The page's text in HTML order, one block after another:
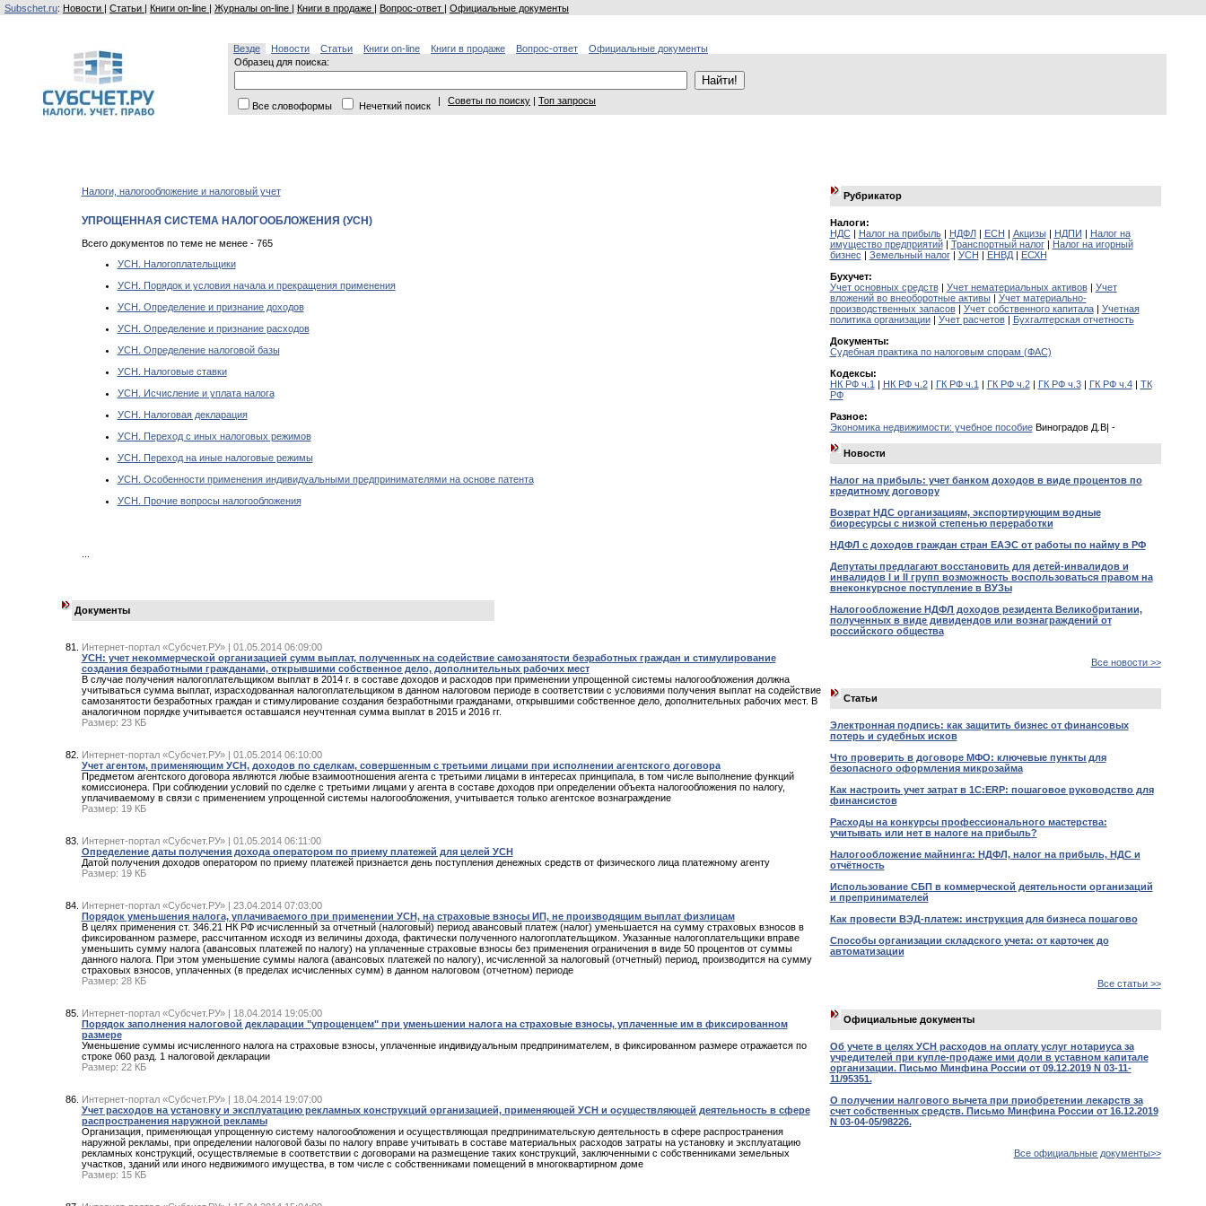
Subschet.ru: Новости | Статьи | Книги on-line | Журналы on-line | Книги в продаже | Вопрос-ответ | Официальные документы
Везде Новости Статьи Книги on-line Книги в продаже Вопрос-ответ
Официальные документы
Образец для поиска:
Все словоформы Нечеткий поиск | Советы по поиску | Топ запросы
Налоги, налогообложение и налоговый учет
УПРОЩЕННАЯ СИСТЕМА НАЛОГООБЛОЖЕНИЯ (УСН)
Всего документов по теме не менее - 765
УСН. Налогоплательщики
УСН. Порядок и условия начала и прекращения применения
УСН. Определение и признание доходов
УСН. Определение и признание расходов
УСН. Определение налоговой базы
УСН. Налоговые ставки
УСН. Исчисление и уплата налога
УСН. Налоговая декларация
УСН. Переход с иных налоговых режимов
УСН. Переход на иные налоговые режимы
УСН. Особенности применения индивидуальными предпринимателями на основе патента
УСН. Прочие вопросы налогообложения
Документы
Интернет-портал «Субсчет.РУ» | 01.05.2014 06:09:00
УСН: учет некоммерческой организацией сумм выплат, полученных на содействие самозанятости безработных граждан и стимулирование
создания безработными гражданами, открывшими собственное дело, дополнительных рабочих мест
В случае получения налогоплательщиком выплат в 2014 г. в составе доходов и расходов при применении упрощенной системы налогообложения должна
учитываться сумма выплат, израсходованная налогоплательщиком в данном налоговом периоде в соответствии с условиями получения выплат на содействие
самозанятости безработных граждан и стимулирование создания безработными гражданами, открывшими собственное дело, дополнительных рабочих мест. В
аналогичном порядке учитывается оставшаяся неучтенная сумма выплат в 2015 и 2016 гг.
Размер: 23 КБ
Интернет-портал «Субсчет.РУ» | 01.05.2014 06:10:00
Учет агентом, применяющим УСН, доходов по сделкам, совершенным с третьими лицами при исполнении агентского договора
Предметом агентского договора являются любые взаимоотношения агента с третьими лицами в интересах принципала, в том числе выполнение функций
комиссионера. При соблюдении условий по сделке с третьими лицами у агента в составе доходов при определении объекта налогообложения по налогу,
уплачиваемому в связи с применением упрощенной системы налогообложения, учитывается только агентское вознаграждение
Размер: 19 КБ
Интернет-портал «Субсчет.РУ» | 01.05.2014 06:11:00
Определение даты получения дохода оператором по приему платежей для целей УСН
Датой получения доходов оператором по приему платежей признается день поступления денежных средств от физического лица платежному агенту
Размер: 19 КБ
Интернет-портал «Субсчет.РУ» | 23.04.2014 07:03:00
Порядок уменьшения налога, уплачиваемого при применении УСН, на страховые взносы ИП, не производящим выплат физлицам
В целях применения ст. 346.21 НК РФ исчисленный за отчетный (налоговый) период авансовый платеж (налог) уменьшается на сумму страховых взносов в
фиксированном размере, рассчитанном исходя из величины дохода, фактически полученного налогоплательщиком. Указанные налогоплательщики вправе
уменьшить сумму налога (авансовых платежей по налогу) на уплаченные страховые взносы без применения ограничения в виде 50 процентов от суммы
данного налога. При этом уменьшение суммы налога (авансовых платежей по налогу), исчисленной за налоговый (отчетный) период, производится на сумму
страховых взносов, уплаченных (в пределах исчисленных сумм) в данном налоговом (отчетном) периоде
Размер: 28 КБ
Интернет-портал «Субсчет.РУ» | 18.04.2014 19:05:00
Порядок заполнения налоговой декларации "упрощенцем" при уменьшении налога на страховые взносы, уплаченные им в фиксированном
размере
Уменьшение суммы исчисленного налога на страховые взносы, уплаченные индивидуальным предпринимателем, в фиксированном размере отражается по
строке 060 разд. 1 налоговой декларации
Размер: 22 КБ
Интернет-портал «Субсчет.РУ» | 18.04.2014 19:07:00
Учет расходов на установку и эксплуатацию рекламных конструкций организацией, применяющей УСН и осуществляющей деятельность в сфере
распространения наружной рекламы
Организация, применяющая упрощенную систему налогообложения и осуществляющая предпринимательскую деятельность в сфере распространения
наружной рекламы, при определении налоговой базы по налогу вправе учитывать в составе материальных расходов затраты на установку и эксплуатацию
рекламных конструкций, осуществляемые в соответствии с договорами на размещение таких конструкций, заключенными с собственниками земельных
участков, зданий или иного недвижимого имущества, в том числе с собственниками помещений в многоквартирном доме
Размер: 15 КБ
Рубрикатор
Налоги:
НДС| Налог на прибыль| НДФЛ| ЕСН | Акцизы| НДПИ | Налог на
имущество предприятий| Транспортный налог| Налог на игорный
бизнес | Земельный налог| УСН | ЕНВД| ЕСХН
Бухучет:
Учет основных средств| Учет нематериальных активов| Учет
вложений во внеоборотные активы| Учет материально-
производственных запасов| Учет собственного капитала| Учетная
политика организации| Учет расчетов| Бухгалтерская отчетность
Документы:
Судебная практика по налоговым спорам (ФАС)
Кодексы:
НК РФ ч.1 | НК РФ ч.2| ГК РФ ч.1 | ГК РФ ч.2| ГК РФ ч.3| ГК РФ ч.4| ТК
РФ
Разное:
Экономика недвижимости: учебное пособиеВиноградов Д.В| -
Новости
Налог на прибыль: учет банком доходов в виде процентов по
кредитному договору
Возврат НДС организациям, экспортирующим водные
биоресурсы с низкой степенью переработки
НДФЛ с доходов граждан стран ЕАЭС от работы по найму в РФ
Депутаты предлагают восстановить для детей-инвалидов и
инвалидов I и II групп возможность воспользоваться правом на
внеконкурсное поступление в ВУЗы
Налогообложение НДФЛ доходов резидента Великобритании,
полученных в виде дивидендов или вознаграждений от
российского общества
Все новости >>
Статьи
Электронная подпись: как защитить бизнес от финансовых
потерь и судебных исков
Что проверить в договоре МФО: ключевые пункты для
безопасного оформления микрозайма
Как настроить учет затрат в 1С:ERP: пошаговое руководство для
финансистов
Расходы на конкурсы профессионального мастерства:
учитывать или нет в налоге на прибыль?
Налогообложение майнинга: НДФЛ, налог на прибыль, НДС и
отчётность
Использование СБП в коммерческой деятельности организаций
и препринимателей
Как провести ВЭД-платеж: инструкция для бизнеса пошагово
Способы организации складского учета: от карточек до
автоматизации
Все статьи >>
Официальные документы
Об учете в целях УСН расходов на оплату услуг нотариуса за
учредителей при купле-продаже ими доли в уставном капитале
организации. Письмо Минфина России от 09.12.2019 N 03-11-
11/95351.
О получении налгового вычета при приобретении лекарств за
счет собственных средств. Письмо Минфина России от 16.12.2019
N 03-04-05/98226.
Все официальные документы>>